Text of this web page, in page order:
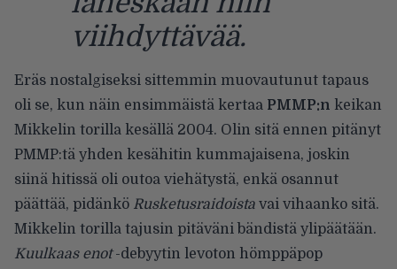
viihdyttävää.
Eräs nostalgiseksi sittemmin muovautunut tapaus
oli se, kun näin ensimmäistä kertaa PMMP:n keikan
Mikkelin torilla kesällä 2004. Olin sitä ennen pitänyt
PMMP:tä yhden kesähitin kummajaisena, joskin
siinä hitissä oli outoa viehätystä, enkä osannut
päättää, pidänkö Rusketusraidoista vai vihaanko sitä.
Mikkelin torilla tajusin pitäväni bändistä ylipäätään.
Kuulkaas enot-debyytin levoton hömppäpop